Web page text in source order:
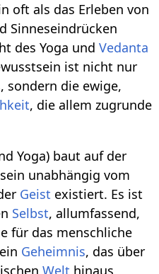
oft als das Erleben von
Sinneseindrücken
des Yoga undVedanta
ist nicht nur
sondern die ewige,
, die allem zugrunde
Yoga) baut auf der
unabhängig vom
Geist existiert. Es ist
Selbst, allumfassend,
für das menschliche
Geheimnis, das über